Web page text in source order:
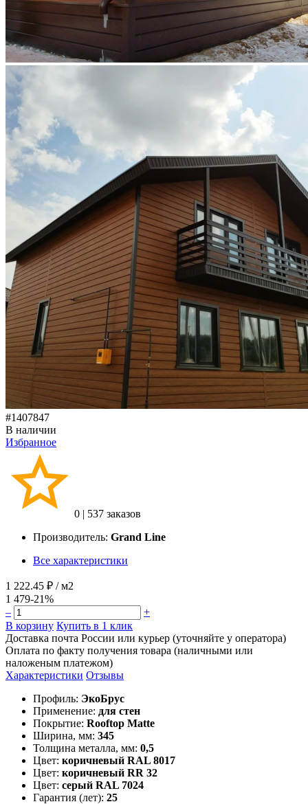
#1407847
В наличии
Избранное
0 | 537 заказов
Производитель: Grand Line
Все характеристики
1 222.45 ₽ / м2
1 479-21%
–
+
В корзину Купить в 1 клик
Доставка почта России или курьер (уточняйте у оператора)
Оплата по факту получения товара (наличными или
наложеным платежом)
Характеристики Отзывы
Профиль: ЭкоБрус
Применение: для стен
Покрытие: Rooftop Matte
Ширина, мм: 345
Толщина металла, мм: 0,5
Цвет: коричневый RAL 8017
Цвет: коричневый RR 32
Цвет: серый RAL 7024
Гарантия (лет): 25